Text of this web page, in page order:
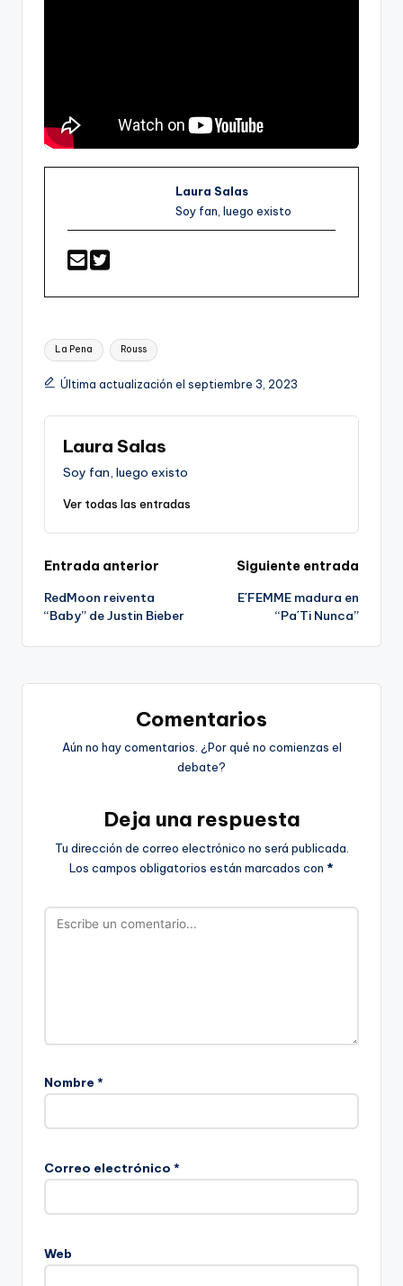
Laura Salas
Soy fan, luego existo
Etiquetas:
La Pena Rouss
Última actualización el septiembre 3, 2023
Laura Salas
Soy fan, luego existo
Ver todas las entradas
Navegación
de
entradas
Entrada anterior
RedMoon reiventa
“Baby” de Justin Bieber
Siguiente entrada
E´FEMME madura en
“Pa´Ti Nunca”
Comentarios
Aún no hay comentarios. ¿Por qué no comienzas el
debate?
Deja una respuesta
Tu dirección de correo electrónico no será publicada.
Los campos obligatorios están marcados con *
Nombre *
Correo electrónico *
Web